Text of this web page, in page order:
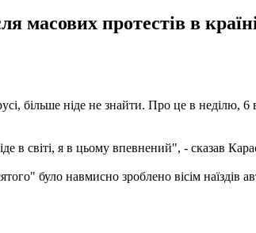
масових протестів в
більше ніде не знайти. Про це в неділю, 6
в світі, я в цьому впевнений", - сказав
було навмисно зроблено вісім наїздів